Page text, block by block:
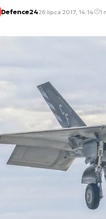
Defence2426 lipca 2017, 14:14 1